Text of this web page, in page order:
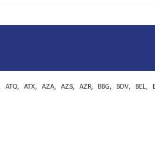
ATQ, ATX, AZA, AZB, AZR, BBG, BDV, BEL,